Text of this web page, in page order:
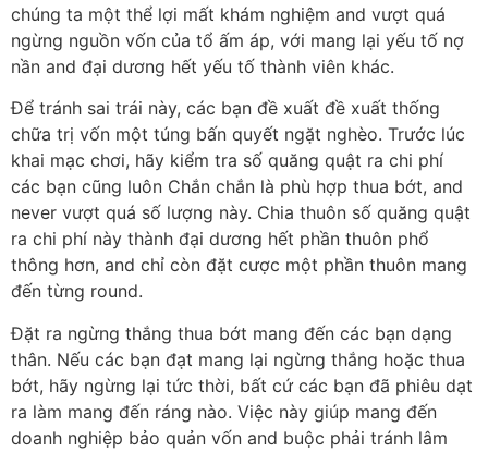
chúng ta một thể lợi mất khám nghiệm and vượt quá
ngừng nguồn vốn của tổ ấm áp, với mang lại yếu tố nợ
nần and đại dương hết yếu tố thành viên khác.
Để tránh sai trái này, các bạn đề xuất đề xuất thống
chữa trị vốn một túng bấn quyết ngặt nghèo. Trước lúc
khai mạc chơi, hãy kiểm tra số quăng quật ra chi phí
các bạn cũng luôn Chắn chắn là phù hợp thua bớt, and
never vượt quá số lượng này. Chia thuôn số quăng quật
ra chi phí này thành đại dương hết phần thuôn phổ
thông hơn, and chỉ còn đặt cược một phần thuôn mang
đến từng round.
Đặt ra ngừng thắng thua bớt mang đến các bạn dạng
thân. Nếu các bạn đạt mang lại ngừng thắng hoặc thua
bớt, hãy ngừng lại tức thời, bất cứ các bạn đã phiêu dạt
ra làm mang đến ráng nào. Việc này giúp mang đến
doanh nghiệp bảo quản vốn and buộc phải tránh lâm